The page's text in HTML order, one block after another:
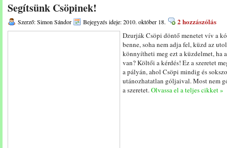
Segítsünk Csöpinek!
Szerző: Simon Sándor Bejegyzés ideje: 2010. október 18. 2 hozzászólás
Dzurják Csöpi döntő menetet vív a
benne, soha nem adja fel, küzd az
könnyítheti meg ezt a küzdelmet, ha
van? Költői a kérdés! Ez a szeretet
a pályán, ahol Csöpi mindig és
utánozhatatlan góljaival. Most nem
a szeretet.Olvassa el a teljes cikket »